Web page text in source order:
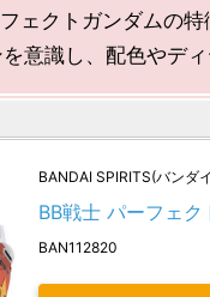
ェクトガンダムの
意識し、配色やデ
BANDAI SPIRITS(バンダ
BB戦士 パーフェ
BAN112820